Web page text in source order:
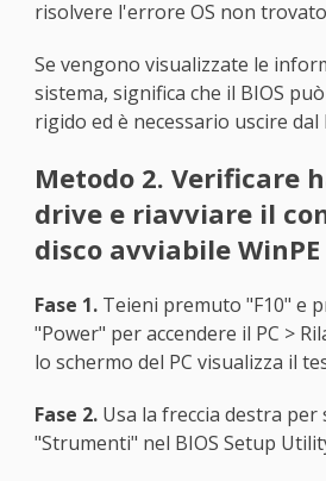
risolvere l'errore OS non
Se vengono visualizzate le
sistema, significa che il BIOS
rigido ed è necessario uscire dal
Metodo 2. Verificare
drive e riavviare il
disco avviabile WinPE
Fase 1.Teieni premuto "F10" e
"Power" per accendere il PC >
lo schermo del PC visualizza il
Fase 2.Usa la freccia destra per
"Strumenti" nel BIOS Setup